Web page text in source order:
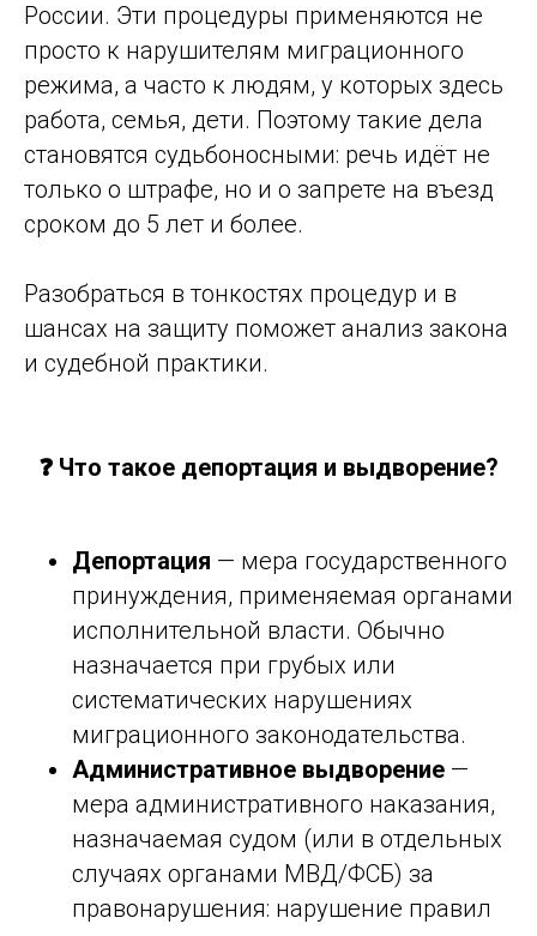
России. Эти процедуры применяются не
просто к нарушителям миграционного
режима, а часто к людям, у которых здесь
работа, семья, дети. Поэтому такие дела
становятся судьбоносными: речь идёт не
только о штрафе, но и о запрете на въезд
сроком до 5 лет и более.
Разобраться в тонкостях процедур и в
шансах на защиту поможет анализ закона
и судебной практики.
❓ Что такое депортация и выдворение?
Депортация — мера государственного
принуждения, применяемая органами
исполнительной власти. Обычно
назначается при грубых или
систематических нарушениях
миграционного законодательства.
Административное выдворение —
мера административного наказания,
назначаемая судом (или в отдельных
случаях органами МВД/ФСБ) за
правонарушения: нарушение правил